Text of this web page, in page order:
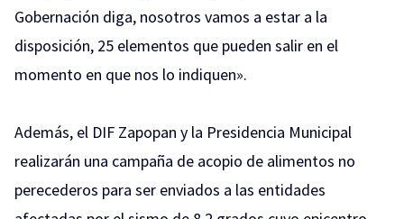
Gobernación diga, nosotros vamos a estar a la
disposición, 25 elementos que pueden salir en el
momento en que nos lo indiquen».
Además, el DIF Zapopan y la Presidencia Municipal
realizarán una campaña de acopio de alimentos no
perecederos para ser enviados a las entidades